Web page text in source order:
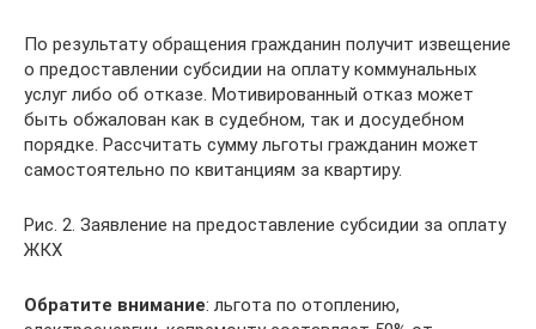
По результату обращения гражданин получит извещение
о предоставлении субсидии на оплату коммунальных
услуг либо об отказе. Мотивированный отказ может
быть обжалован как в судебном, так и досудебном
порядке. Рассчитать сумму льготы гражданин может
самостоятельно по квитанциям за квартиру.
Рис. 2. Заявление на предоставление субсидии за оплату
ЖКХ
Обратите внимание: льгота по отоплению,